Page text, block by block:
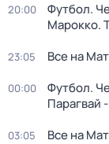
20:00
Футбол.
Марокко.
23:05 Все на
00:00
Футбол.
Парагвай
03:05 Все на